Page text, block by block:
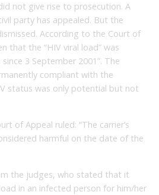
not give rise to prosecution. A
party has appealed. But the
According to the Court of
that the “HIV viral load” was
3 September 2001”. The
compliant with the
status was only potential but not
of Appeal ruled: “The carrier’s
harmful on the date of the
the judges, who stated that it
in an infected person for him/her